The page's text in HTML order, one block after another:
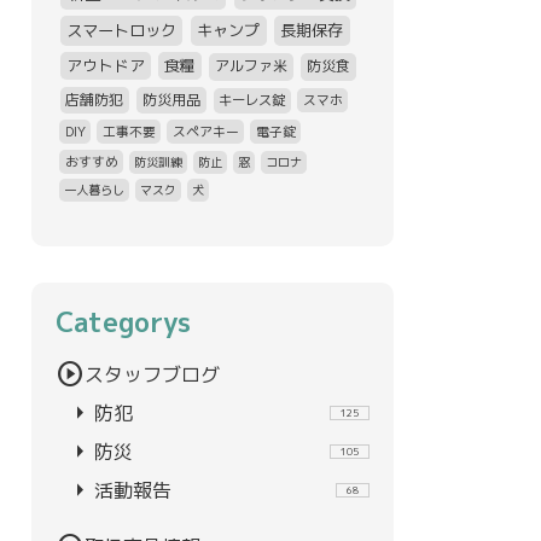
スマートロック
キャンプ
長期保存
アウトドア
食糧 アルファ米
防災食
店舗防犯
防災用品 キーレス錠
スマホ
DIY
工事不要 スペアキー
電子錠
おすすめ
防災訓練 防止 窓
コロナ
一人暮らし
マスク 犬
Categorys
play_circleスタッフブログ
arrow_right 防犯 125
arrow_right 防災 105
arrow_right 活動報告 68